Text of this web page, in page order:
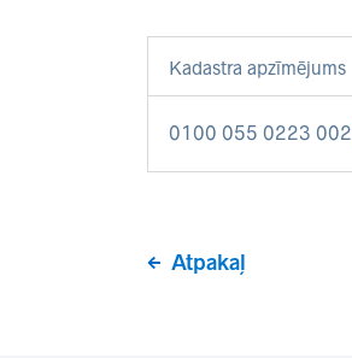
Kadastra apzīmējums
0100 055 0223 002
Atpakaļ